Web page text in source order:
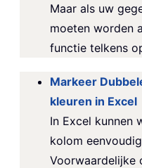
Maar als uw
moeten worden
functie telkens
Markeer
kleuren in Excel
In Excel kunnen
kolom
Voorwaardelijke